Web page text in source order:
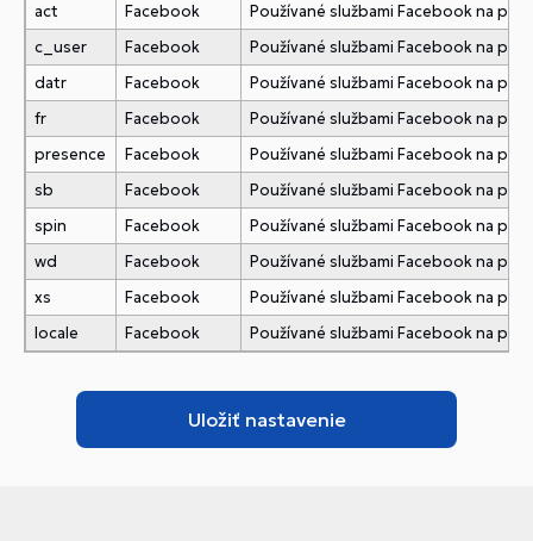
act
Facebook
Používané službami Facebook na
c_user
Facebook
Používané službami Facebook na
datr
Facebook
Používané službami Facebook na
fr
Facebook
Používané službami Facebook na
presence
Facebook
Používané službami Facebook na
sb
Facebook
Používané službami Facebook na
spin
Facebook
Používané službami Facebook na
wd
Facebook
Používané službami Facebook na
xs
Facebook
Používané službami Facebook na
locale
Facebook Používané službami Facebook na